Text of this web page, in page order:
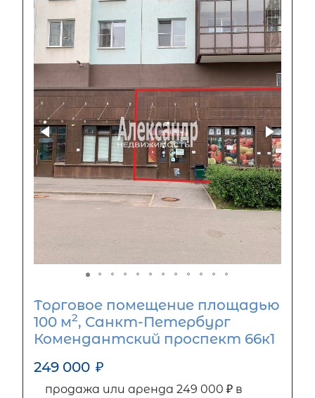
Торговое помещение площадью
100 м2, Санкт-Петербург
Комендантский проспект 66к1
249 000 ₽
продажа или аренда 249 000 ₽ в